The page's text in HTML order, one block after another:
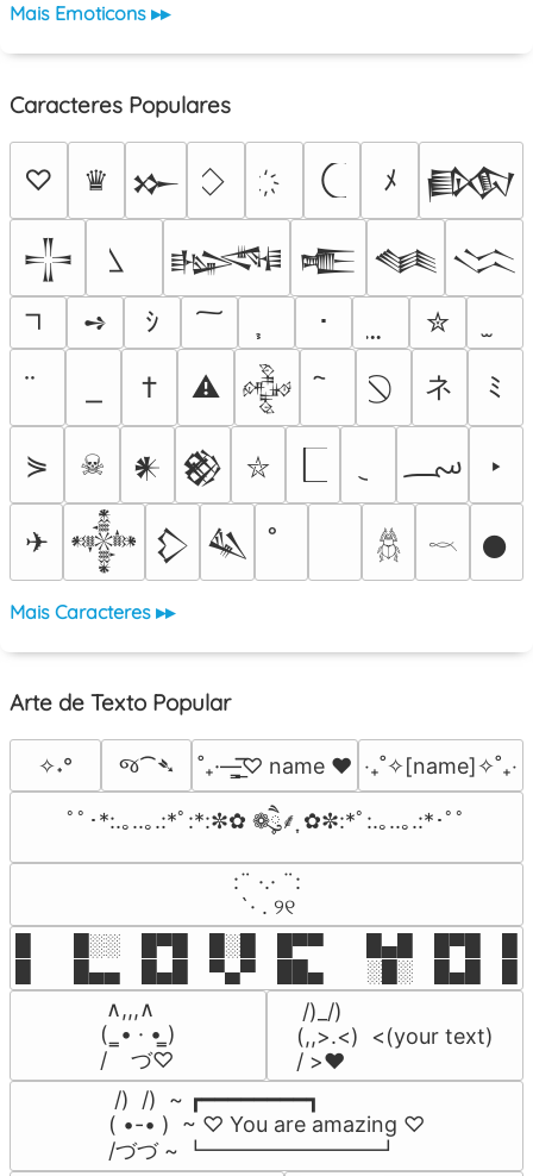
Mais Emoticons ▸▸
Caracteres Populares
♡ ♛ 𒁍 ﾒ 𒁃
𒋲 𒈙 𒍫 𒈝 𒈱
➺
ｼ ･
✮
†
⚠ 𒅒 ネ ﾐ
⋟ ☠ 𒀭 𒆙 ⛥ ؄ ‣
✈ 𒀱 𒁷 𒈑 𓆣 𓎖 𒊹
Mais Caracteres ▸▸
Arte de Texto Popular
✧˖° જ⁀➴ ˚₊·—̳͟͞͞♡ name ♥️ ‎‧₊˚✧[name]✧˚₊‧
ﾟﾟ･*:.｡..｡.:*ﾟ:*:✼✿ ❁ཻུ۪۪⸙͎ ✿✼:*ﾟ:.｡..｡.:*･ﾟﾟ
⠀:¨ ·.· ¨:⠀
⠀ `· . ୨୧⠀
█  █░░ █▀█ █░█ █▀▀  █▄█ █▀█
█  █▄▄ █▄█ ▀▄▀ ██▄  ░█░ █▄█
∧,,,∧
(  ̳• · • ̳)
/    づ♡
/)_/)
(,,>.<)  <(your text)
/ >❤️
/)  /)  ~ ┏━━━━━━━━┓
( •-• )  ~ ♡ You are amazing ♡
/づづ ~ ┗━━━━━━━━┛